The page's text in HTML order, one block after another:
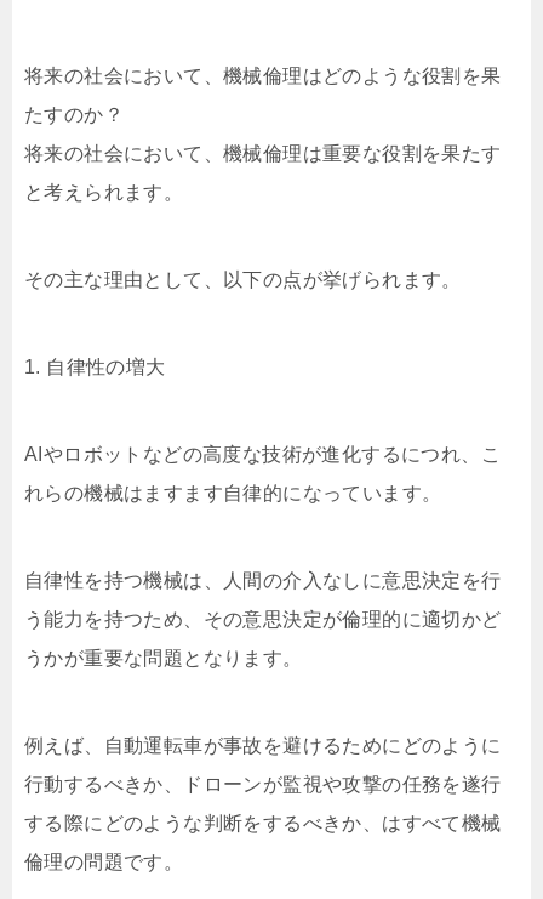
将来の社会において、機械倫理はどのような役割を果
たすのか？
将来の社会において、機械倫理は重要な役割を果たす
と考えられます。
その主な理由として、以下の点が挙げられます。
1. 自律性の増大
AIやロボットなどの高度な技術が進化するにつれ、こ
れらの機械はますます自律的になっています。
自律性を持つ機械は、人間の介入なしに意思決定を行
う能力を持つため、その意思決定が倫理的に適切かど
うかが重要な問題となります。
例えば、自動運転車が事故を避けるためにどのように
行動するべきか、ドローンが監視や攻撃の任務を遂行
する際にどのような判断をするべきか、はすべて機械
倫理の問題です。